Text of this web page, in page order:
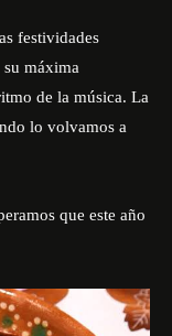
festividades
su máxima
de la música. La
lo volvamos a
que este año